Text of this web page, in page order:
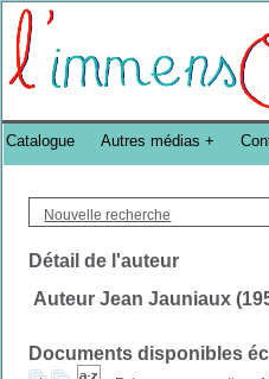
Bibliothèque DoucheFLUX
Nouvelle recherche
Détail de l'auteur
Auteur Jean Jauniaux
Documents disponibles
Catalogue Autres médias